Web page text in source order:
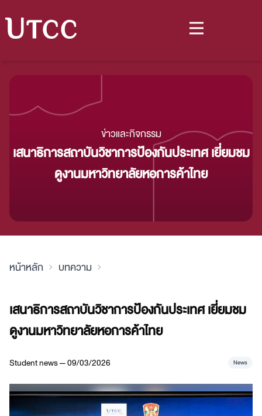
ข่าวและกิจกรรม
เสนาธิการสถาบันวิชาการป้องกันประเทศ เยี่ยมชม
ดูงานมหาวิทยาลัยหอการค้าไทย
หน้าหลัก บทความ
เสนาธิการสถาบันวิชาการป้องกันประเทศ เยี่ยมชม
ดูงานมหาวิทยาลัยหอการค้าไทย
Student news — 09/03/2026 News